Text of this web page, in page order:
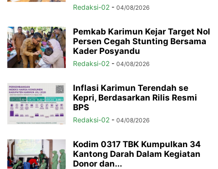
Redaksi-02 - 04/08/2026
Pemkab Karimun Kejar Target Nol
Persen Cegah Stunting Bersama
Kader Posyandu
Redaksi-02 - 04/08/2026
Inflasi Karimun Terendah se
Kepri, Berdasarkan Rilis Resmi
BPS
Redaksi-02 - 04/08/2026
Kodim 0317 TBK Kumpulkan 34
Kantong Darah Dalam Kegiatan
Donor dan...